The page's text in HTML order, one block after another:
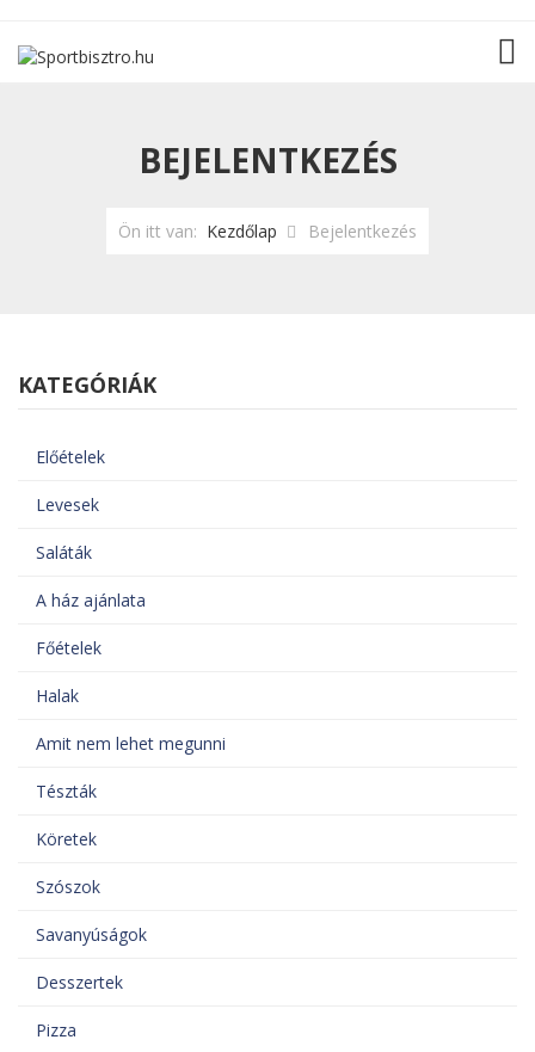
BEJELENTKEZÉS
Ön itt van: Kezdőlap Bejelentkezés
KATEGÓRIÁK
Előételek
Levesek
Saláták
A ház ajánlata
Főételek
Halak
Amit nem lehet megunni
Tészták
Köretek
Szószok
Savanyúságok
Desszertek
Pizza